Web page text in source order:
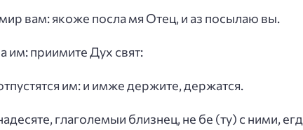
вам: якоже посла мя Отец, и аз посылаю вы.
им: приимите Дух свят:
им: и имже держите, держатся.
глаголемыи близнец, не бе (ту) с ними,